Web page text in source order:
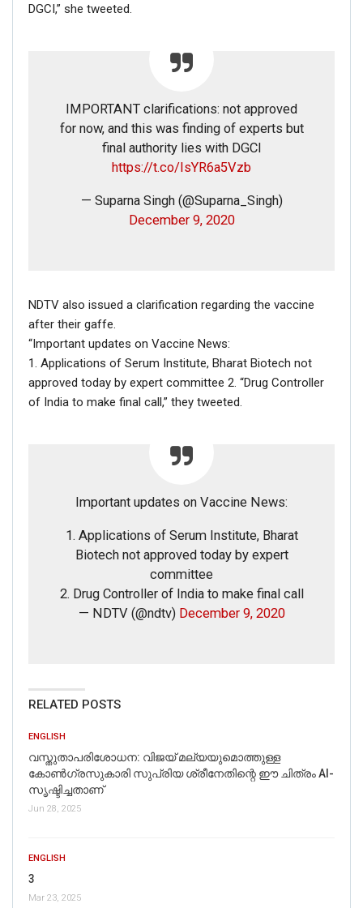
DGCI,” she tweeted.
IMPORTANT clarifications: not approved
for now, and this was finding of experts but
final authority lies with DGCI
https://t.co/IsYR6a5Vzb
— Suparna Singh (@Suparna_Singh)
December 9, 2020
NDTV also issued a clarification regarding the vaccine
after their gaffe.
“Important updates on Vaccine News:
1. Applications of Serum Institute, Bharat Biotech not
approved today by expert committee 2. “Drug Controller
of India to make final call,” they tweeted.
Important updates on Vaccine News:
1. Applications of Serum Institute, Bharat
Biotech not approved today by expert
committee
2. Drug Controller of India to make final call
— NDTV (@ndtv) December 9, 2020
RELATED POSTS
ENGLISH
വസ്തുതാപരിശോധന: വിജയ് മല്യയുമൊത്തുള്ള
കോൺഗ്രസുകാരി സുപ്രിയ ശ്രീനേതിന്റെ ഈ ചിത്രം AI-
സൃഷ്ടിച്ചതാണ്
Jun 28, 2025
ENGLISH
3
Mar 23, 2025